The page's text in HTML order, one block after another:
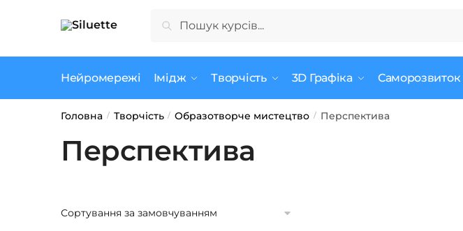
Шукати
Нейромережі Імідж Творчість 3D Графіка Саморозвиток
Головна / Творчість / Образотворче мистецтво / Перспектива
Перспектива